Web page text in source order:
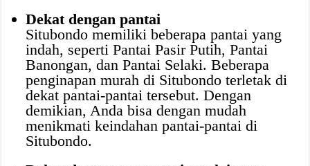
Dekat dengan pantai
Situbondo memiliki beberapa pantai yang
indah, seperti Pantai Pasir Putih, Pantai
Banongan, dan Pantai Selaki. Beberapa
penginapan murah di Situbondo terletak di
dekat pantai-pantai tersebut. Dengan
demikian, Anda bisa dengan mudah
menikmati keindahan pantai-pantai di
Situbondo.